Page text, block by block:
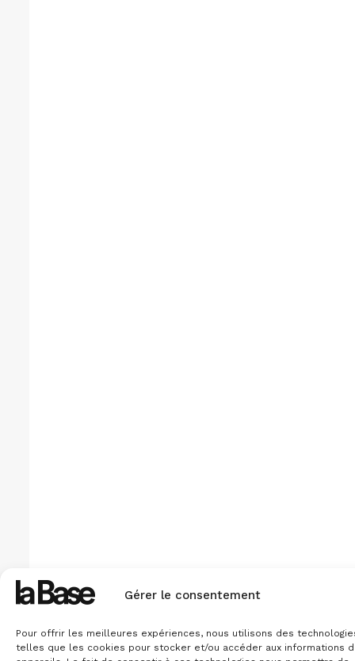
Gérer le consentement
Pour offrir les meilleures expériences, nous utilisons des
telles que les cookies pour stocker et/ou accéder aux informations